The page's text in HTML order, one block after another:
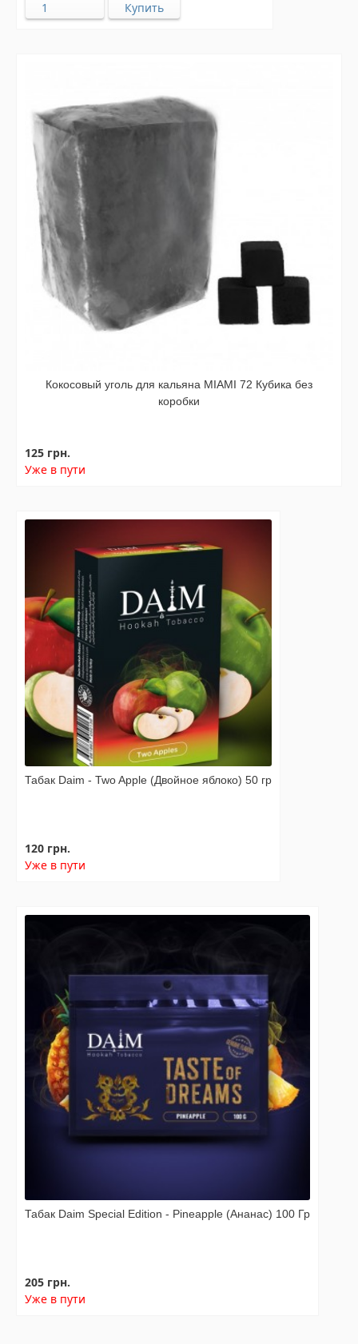
Кокосовый уголь для кальяна MIAMI 72 Кубика без
коробки
125 грн.
Уже в пути
Табак Daim - Two Apple (Двойное яблоко) 50 гр
120 грн.
Уже в пути
Табак Daim Special Edition - Pineapple (Ананас) 100 Гр
205 грн.
Уже в пути